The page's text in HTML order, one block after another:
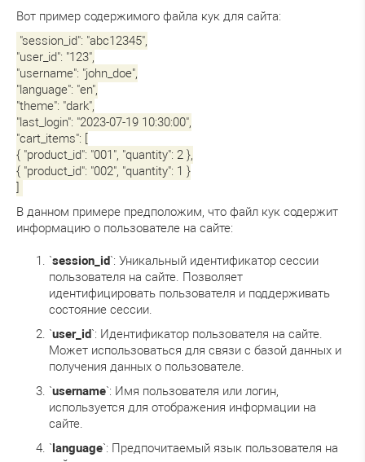
Вот пример содержимого файла кук для сайта:
"session_id": "abc12345",
"user_id": "123",
"username": "john_doe",
"language": "en",
"theme": "dark",
"last_login": "2023-07-19 10:30:00",
"cart_items": [
{ "product_id": "001", "quantity": 2 },
{ "product_id": "002", "quantity": 1 }
]
В данном примере предположим, что файл кук содержит
информацию о пользователе на сайте:
`session_id`: Уникальный идентификатор сессии
пользователя на сайте. Позволяет
идентифицировать пользователя и поддерживать
состояние сессии.
`user_id`: Идентификатор пользователя на сайте.
Может использоваться для связи с базой данных и
получения данных о пользователе.
`username`: Имя пользователя или логин,
используется для отображения информации на
сайте.
`language`: Предпочитаемый язык пользователя на